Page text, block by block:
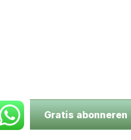
Gratis abonneren